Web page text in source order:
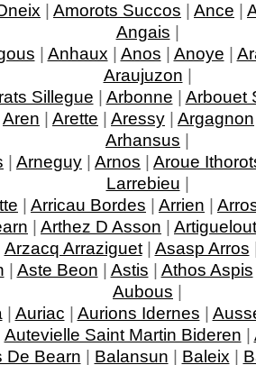
| Amorots Succos | Ance |
Angais |
| Anhaux | Anos | Anoye |
Araujuzon |
Sillegue | Arbonne | Arbouet
Aren | Arette | Aressy | Argagnon
Arhansus |
| Arneguy | Arnos | Aroue
Larrebieu |
| Arricau Bordes | Arrien |
| Arthez D Asson |
Arzacq Arraziguet| Asasp Arros
| Aste Beon | Astis | Athos Aspis
Aubous |
| Auriac | Aurions Idernes |
Autevielle Saint Martin Bideren |
De Bearn | Balansun | Baleix |